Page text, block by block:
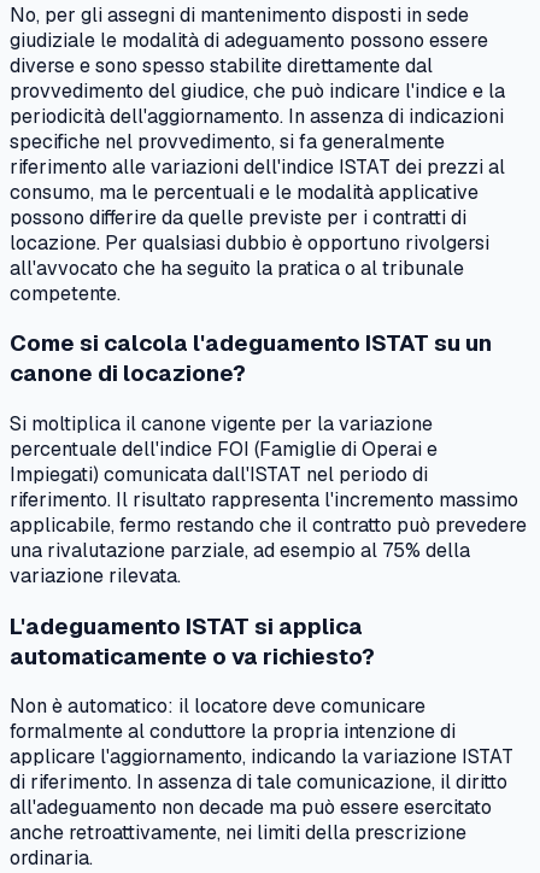
No, per gli assegni di mantenimento disposti in sede
giudiziale le modalità di adeguamento possono essere
diverse e sono spesso stabilite direttamente dal
provvedimento del giudice, che può indicare l'indice e la
periodicità dell'aggiornamento. In assenza di indicazioni
specifiche nel provvedimento, si fa generalmente
riferimento alle variazioni dell'indice ISTAT dei prezzi al
consumo, ma le percentuali e le modalità applicative
possono differire da quelle previste per i contratti di
locazione. Per qualsiasi dubbio è opportuno rivolgersi
all'avvocato che ha seguito la pratica o al tribunale
competente.
Come si calcola l'adeguamento ISTAT su un
canone di locazione?
Si moltiplica il canone vigente per la variazione
percentuale dell'indice FOI (Famiglie di Operai e
Impiegati) comunicata dall'ISTAT nel periodo di
riferimento. Il risultato rappresenta l'incremento massimo
applicabile, fermo restando che il contratto può prevedere
una rivalutazione parziale, ad esempio al 75% della
variazione rilevata.
L'adeguamento ISTAT si applica
automaticamente o va richiesto?
Non è automatico: il locatore deve comunicare
formalmente al conduttore la propria intenzione di
applicare l'aggiornamento, indicando la variazione ISTAT
di riferimento. In assenza di tale comunicazione, il diritto
all'adeguamento non decade ma può essere esercitato
anche retroattivamente, nei limiti della prescrizione
ordinaria.